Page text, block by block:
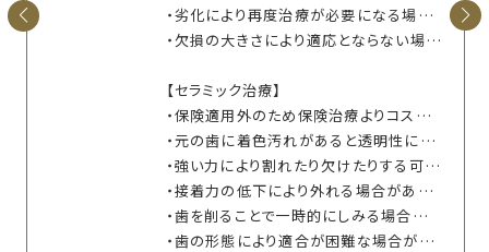
・劣化により再度治療が必要になる場合があります
・欠損の大きさにより適応とならない場合があります
【セラミック治療】
・保険適用外のため保険治療よりコストがかかります
・元の歯に着色汚れがあると透明性により黄ばんで見える場合があります
・強い力により割れたり欠けたりする可能性があります
・接着力の低下により外れる場合があります
・歯を削ることで一時的にしみる場合があります
・歯の形態により適合が困難な場合があります